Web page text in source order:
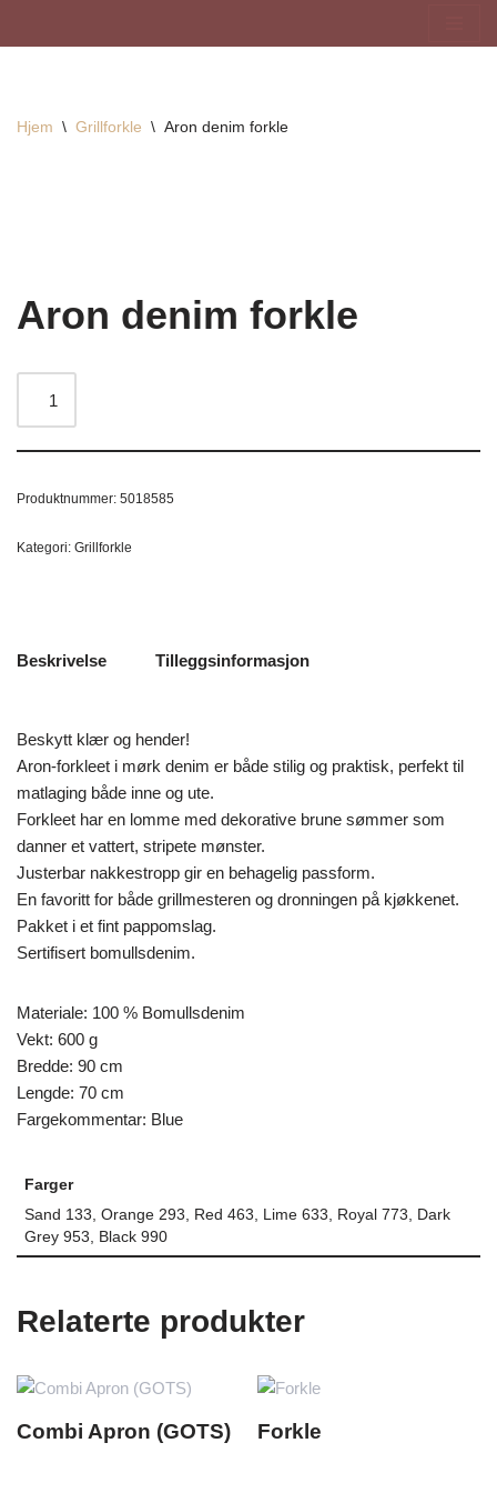
Hjem \ Grillforkle \ Aron denim forkle
Aron denim forkle
Produktnummer: 5018585
Kategori: Grillforkle
Beskrivelse Tilleggsinformasjon
Beskytt klær og hender!
Aron-forkleet i mørk denim er både stilig og praktisk, perfekt til
matlaging både inne og ute.
Forkleet har en lomme med dekorative brune sømmer som
danner et vattert, stripete mønster.
Justerbar nakkestropp gir en behagelig passform.
En favoritt for både grillmesteren og dronningen på kjøkkenet.
Pakket i et fint pappomslag.
Sertifisert bomullsdenim.
Materiale: 100 % Bomullsdenim
Vekt: 600 g
Bredde: 90 cm
Lengde: 70 cm
Fargekommentar: Blue
Farger
Sand 133, Orange 293, Red 463, Lime 633, Royal 773, Dark
Grey 953, Black 990
Relaterte produkter
Combi Apron (GOTS) Forkle